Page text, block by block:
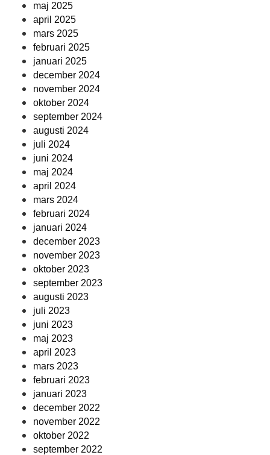
maj 2025
april 2025
mars 2025
februari 2025
januari 2025
december 2024
november 2024
oktober 2024
september 2024
augusti 2024
juli 2024
juni 2024
maj 2024
april 2024
mars 2024
februari 2024
januari 2024
december 2023
november 2023
oktober 2023
september 2023
augusti 2023
juli 2023
juni 2023
maj 2023
april 2023
mars 2023
februari 2023
januari 2023
december 2022
november 2022
oktober 2022
september 2022